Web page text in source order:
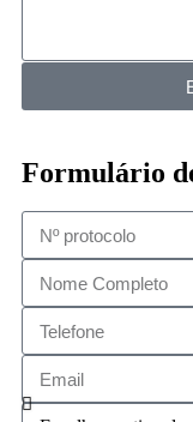
Formulário